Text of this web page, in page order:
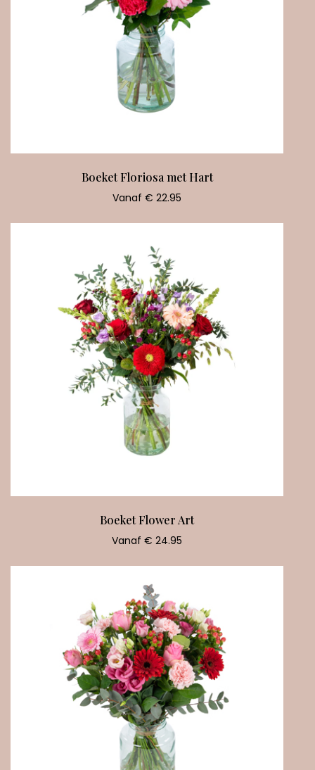
Boeket Floriosa met Hart
Vanaf € 22.95
Boeket Flower Art
Vanaf € 24.95